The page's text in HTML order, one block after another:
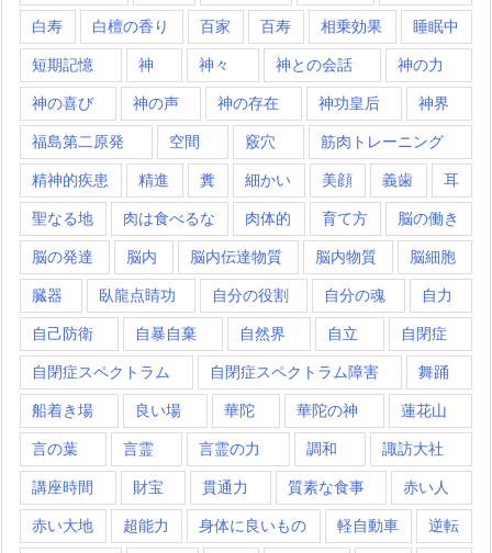
白寿 白檀の香り 百家 百寿 相乗効果 睡眠中
短期記憶 神 神々 神との会話 神の力
神の喜び 神の声 神の存在 神功皇后 神界
福島第二原発 空間 竅穴 筋肉トレーニング
精神的疾患 精進 糞 細かい 美顔 義歯 耳
聖なる地 肉は食べるな 肉体的 育て方 脳の働き
脳の発達 脳内 脳内伝達物質 脳内物質 脳細胞
臓器 臥龍点睛功 自分の役割 自分の魂 自力
自己防衛 自暴自棄 自然界 自立 自閉症
自閉症スペクトラム 自閉症スペクトラム障害 舞踊
船着き場 良い場 華陀 華陀の神 蓮花山
言の葉 言霊 言霊の力 調和 諏訪大社
講座時間 財宝 貫通力 質素な食事 赤い人
赤い大地 超能力 身体に良いもの 軽自動車 逆転